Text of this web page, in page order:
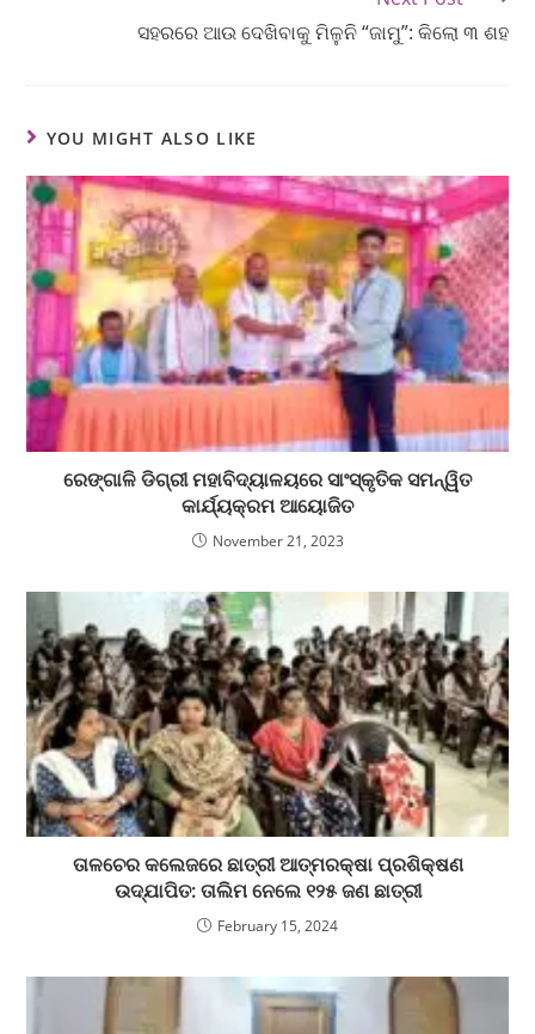
ସହରରେ ଆଉ ଦେଖିବାକୁ ମିଳୁନି “ଜାମୁ”: କିଲୋ ୩ ଶହ
YOU MIGHT ALSO LIKE
ରେଙ୍ଗାଳି ଡିଗ୍ରୀ ମହାବିଦ୍ୟାଳୟରେ ସାଂସ୍କୃତିକ ସମନ୍ୱିତ
କାର୍ଯ୍ୟକ୍ରମ ଆୟୋଜିତ
November 21, 2023
ତାଳଚେର କଲେଜରେ ଛାତ୍ରୀ ଆତ୍ମରକ୍ଷା ପ୍ରଶିକ୍ଷଣ
ଉଦ୍‌ଯାପିତ: ତାଲିମ ନେଲେ ୧୨୫ ଜଣ ଛାତ୍ରୀ
February 15, 2024